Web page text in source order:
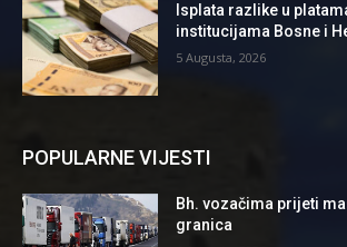
Isplata razlike u
institucijama Bosne i
5 Augusta, 2026
POPULARNE VIJESTI
Bh. vozačima prijeti
granica